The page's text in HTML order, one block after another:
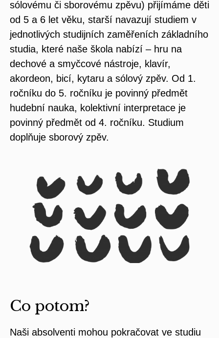
sólovému či sborovému zpěvu) přijímáme děti
od 5 a 6 let věku, starší navazují studiem v
jednotlivých studijních zaměřeních základního
studia, které naše škola nabízí – hru na
dechové a smyčcové nástroje, klavír,
akordeon, bicí, kytaru a sólový zpěv. Od 1.
ročníku do 5. ročníku je povinný předmět
hudební nauka, kolektivní interpretace je
povinný předmět od 4. ročníku. Studium
doplňuje sborový zpěv.
Co potom?
Naši absolventi mohou pokračovat ve studiu